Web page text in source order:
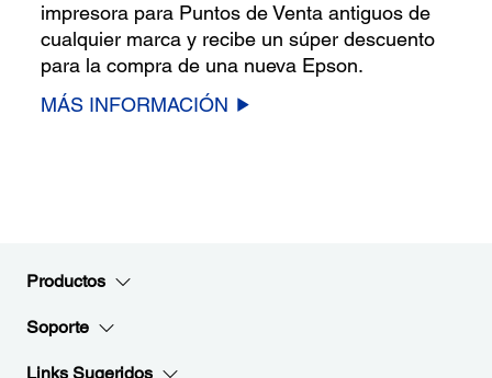
impresora para Puntos de Venta antiguos de
cualquier marca y recibe un súper descuento
para la compra de una nueva Epson.
MÁS INFORMACIÓN
Productos
Soporte
Links Sugeridos